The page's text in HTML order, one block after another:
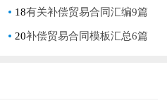
18有关补偿贸易合同汇编9篇
20补偿贸易合同模板汇总6篇